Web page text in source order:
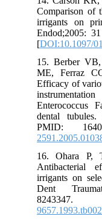
Comparison
irrigants on
Endod;2005:
[DOI:10.1097/
15. Berber
ME, Ferraz
Efficacy of
dental
PMID:
16. Ohara
Antibacterial
irrigants on
Dent